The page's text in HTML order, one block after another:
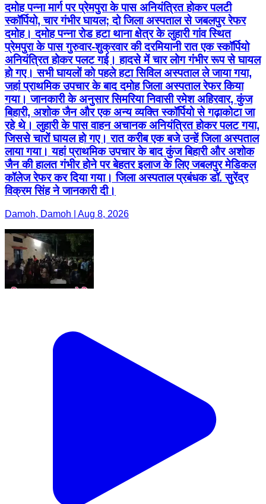
दमोह पन्ना मार्ग पर प्रेमपुरा के पास अनियंत्रित होकर पलटी
स्कॉर्पियो, चार गंभीर घायल; दो जिला अस्पताल से जबलपुर रेफर
दमोह। दमोह पन्ना रोड हटा थाना क्षेत्र के लुहारी गांव स्थित
प्रेमपुरा के पास गुरुवार-शुक्रवार की दरमियानी रात एक स्कॉर्पियो
अनियंत्रित होकर पलट गई। हादसे में चार लोग गंभीर रूप से घायल
हो गए। सभी घायलों को पहले हटा सिविल अस्पताल ले जाया गया,
जहां प्राथमिक उपचार के बाद दमोह जिला अस्पताल रेफर किया
गया। जानकारी के अनुसार सिमरिया निवासी रमेश अहिरवार, कुंज
बिहारी, अशोक जैन और एक अन्य व्यक्ति स्कॉर्पियो से गढ़ाकोटा जा
रहे थे। लुहारी के पास वाहन अचानक अनियंत्रित होकर पलट गया,
जिससे चारों घायल हो गए। रात करीब एक बजे उन्हें जिला अस्पताल
लाया गया। यहां प्राथमिक उपचार के बाद कुंज बिहारी और अशोक
जैन की हालत गंभीर होने पर बेहतर इलाज के लिए जबलपुर मेडिकल
कॉलेज रेफर कर दिया गया। जिला अस्पताल प्रबंधक डॉ. सुरेंद्र
विक्रम सिंह ने जानकारी दी।
Damoh, Damoh | Aug 8, 2026